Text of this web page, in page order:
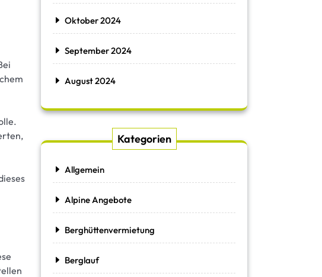
Oktober 2024
September 2024
August 2024
Kategorien
Allgemein
Alpine Angebote
Berghüttenvermietung
Berglauf